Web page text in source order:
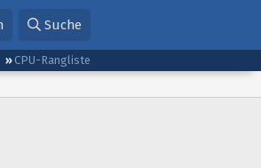
Suche
CPU-Rangliste